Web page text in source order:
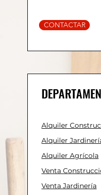
CONTACTAR
Alquiler
Alquiler
Alquiler Agrícola
Venta
Venta Jardinería